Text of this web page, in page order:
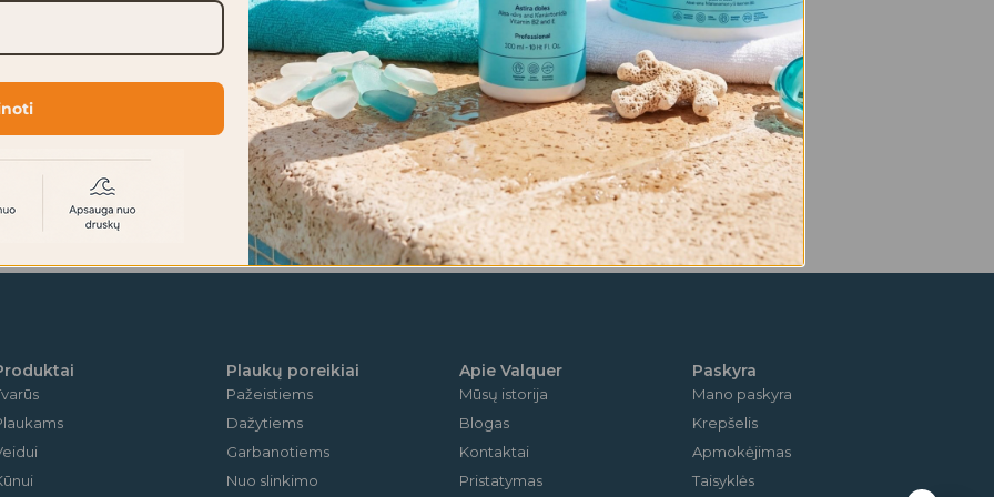
Plaukų poreikiai
Pažeistiems
Dažytiems
Garbanotiems
Nuo slinkimo
Apie Valquer
Mūsų istorija
Blogas
Kontaktai
Pristatymas
Paskyra
Mano paskyra
Krepšelis
Apmokėjimas
Taisyklės